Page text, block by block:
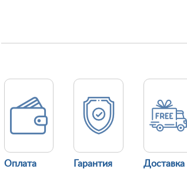
Оплата
Гарантия
Доставка